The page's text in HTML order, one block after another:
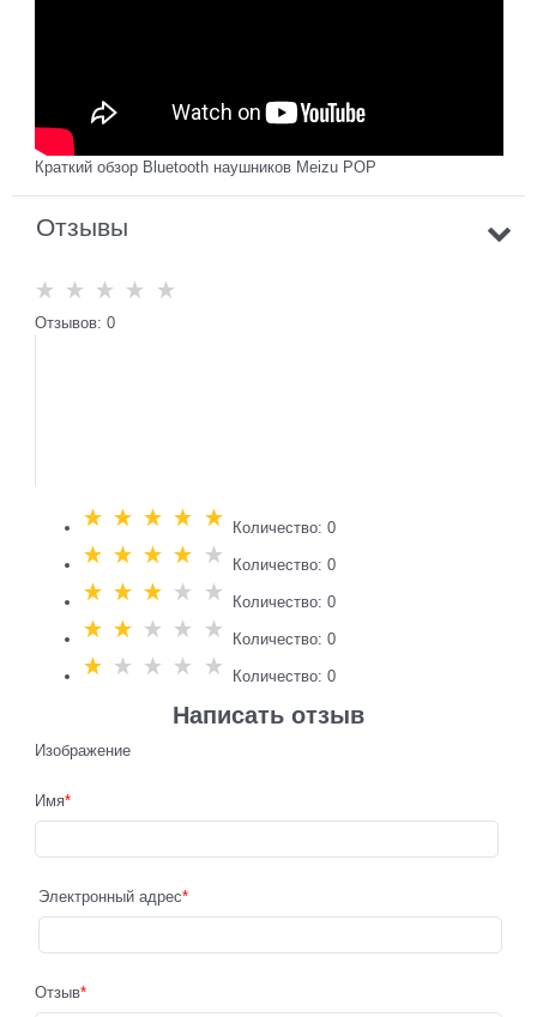
Краткий обзор Bluetooth наушников Meizu POP
Отзывы
Отзывов: 0
Количество: 0
Количество: 0
Количество: 0
Количество: 0
Количество: 0
Написать отзыв
Изображение
Имя
Электронный адрес
Отзыв